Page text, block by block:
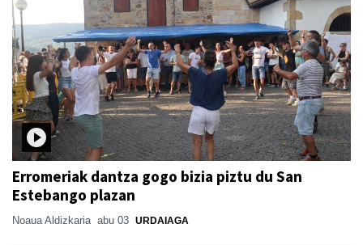
Erromeriak dantza gogo bizia piztu du San
Estebango plazan
Noaua Aldizkaria abu 03 URDAIAGA